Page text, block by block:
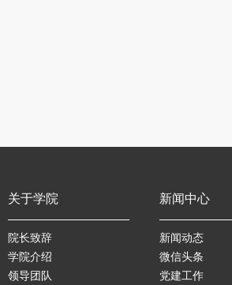
关于学院
院长致辞
学院介绍
领导团队
新闻中心
新闻动态
微信头条
党建工作